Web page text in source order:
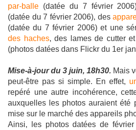
par-balle (datée du 7 février
(datée du 7 février 2006), des
(datée du 7 février 2006) et une
des haches, des lames de cutter et
(photos datées dans Flickr du 1er
Mise-à-jour du 3 juin, 18h30. Mais
peut-être pas si simple. En effet,
repéré une autre incohérence,
auxquelles les photos auraient été
mise sur le marché des appareils
Ainsi, les photos datées de